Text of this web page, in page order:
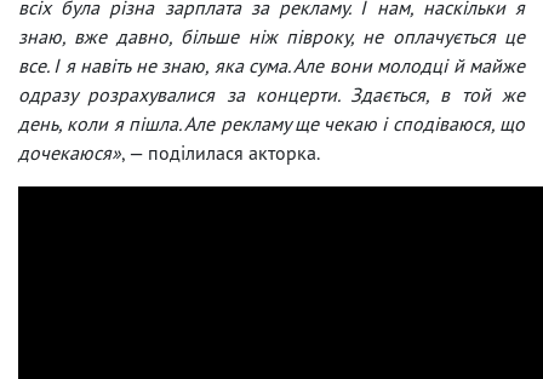
всіх була різна зарплата за рекламу. І нам, наскільки я
знаю, вже давно, більше ніж півроку, не оплачується це
все. І я навіть не знаю, яка сума. Але вони молодці й майже
одразу розрахувалися за концерти. Здається, в той же
день, коли я пішла. Але рекламу ще чекаю і сподіваюся, що
дочекаюся», — поділилася акторка.